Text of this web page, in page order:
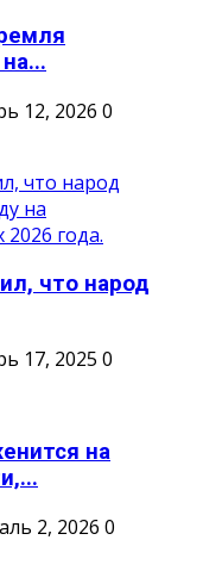
12, 2026 0
что народ
17, 2025 0
на
2, 2026 0